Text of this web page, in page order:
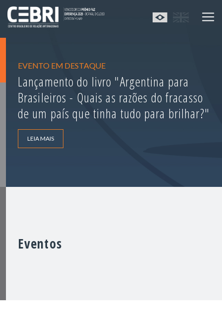
EVENTO EM DESTAQUE
Lançamento do livro "Argentina para
Brasileiros - Quais as razões do fracasso
de um país que tinha tudo para brilhar?"
LEIA MAIS
Eventos